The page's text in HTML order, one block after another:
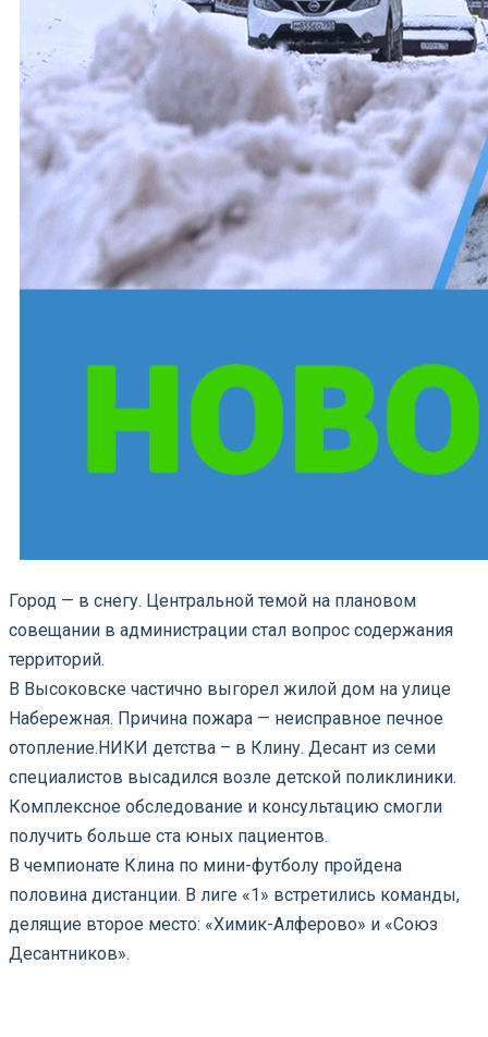
Город — в снегу. Центральной темой на плановом
совещании в администрации стал вопрос содержания
территорий.
В Высоковске частично выгорел жилой дом на улице
Набережная. Причина пожара — неисправное печное
отопление.НИКИ детства – в Клину. Десант из семи
специалистов высадился возле детской поликлиники.
Комплексное обследование и консультацию смогли
получить больше ста юных пациентов.
В чемпионате Клина по мини-футболу пройдена
половина дистанции. В лиге «1» встретились команды,
делящие второе место: «Химик-Алферово» и «Союз
Десантников».